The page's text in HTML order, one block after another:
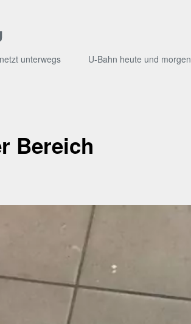
unterwegs U-Bahn heute und morgen
Bereich